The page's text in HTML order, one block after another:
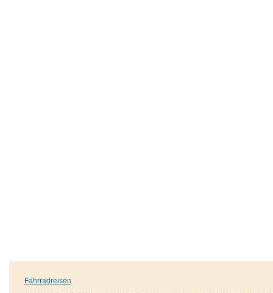
Fahrradreisen